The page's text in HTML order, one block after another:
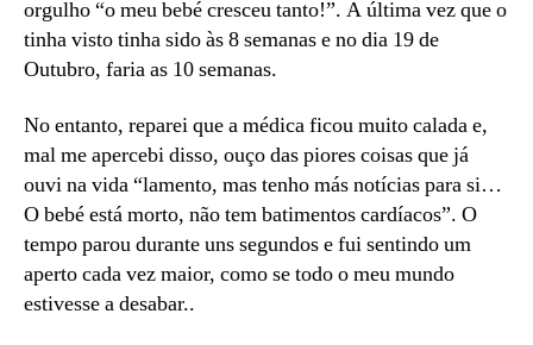
orgulho “o meu bebé cresceu tanto!”. A última vez que o
tinha visto tinha sido às 8 semanas e no dia 19 de
Outubro, faria as 10 semanas.
No entanto, reparei que a médica ficou muito calada e,
mal me apercebi disso, ouço das piores coisas que já
ouvi na vida “lamento, mas tenho más notícias para si…
O bebé está morto, não tem batimentos cardíacos”. O
tempo parou durante uns segundos e fui sentindo um
aperto cada vez maior, como se todo o meu mundo
estivesse a desabar..